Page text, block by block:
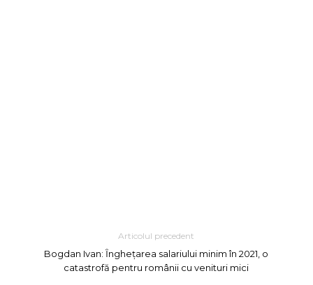
Articolul precedent
Bogdan Ivan: Ȋnghețarea salariului minim în 2021, o
catastrofă pentru românii cu venituri mici